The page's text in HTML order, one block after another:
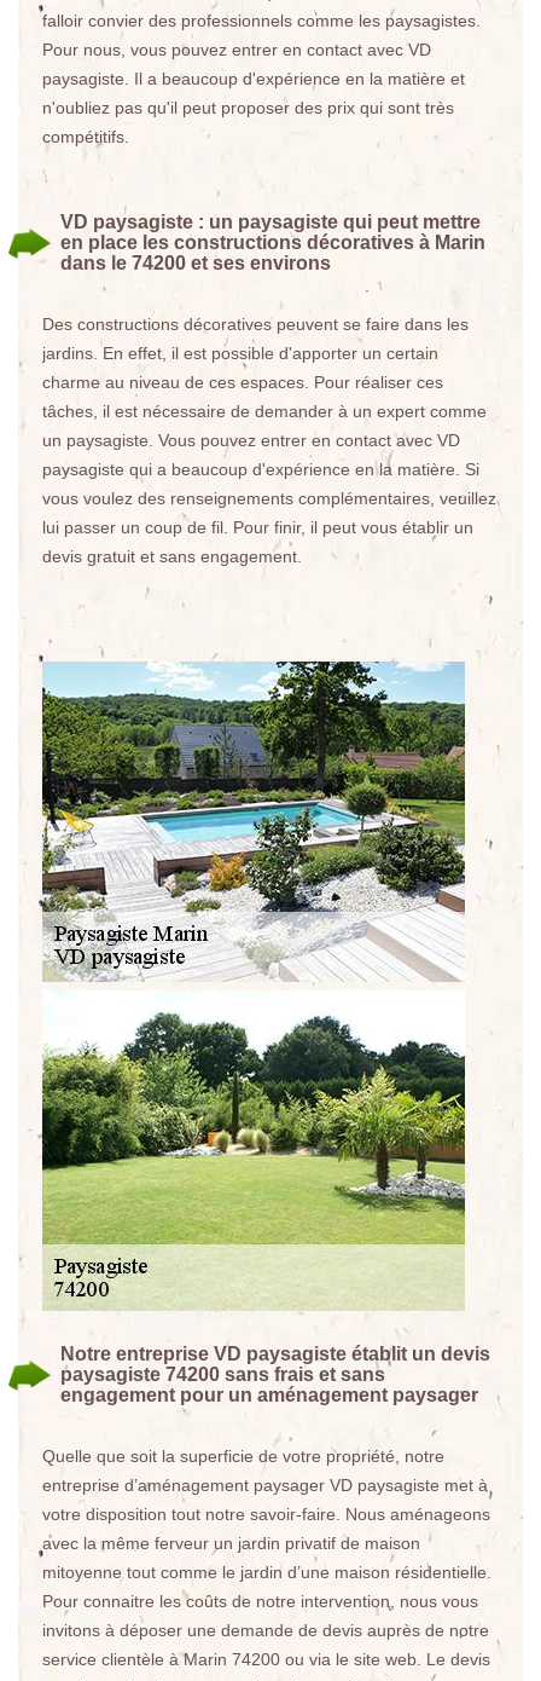
falloir convier des professionnels comme les paysagistes.
Pour nous, vous pouvez entrer en contact avec VD
paysagiste. Il a beaucoup d'expérience en la matière et
n'oubliez pas qu'il peut proposer des prix qui sont très
compétitifs.
VD paysagiste : un paysagiste qui peut mettre
en place les constructions décoratives à Marin
dans le 74200 et ses environs
Des constructions décoratives peuvent se faire dans les
jardins. En effet, il est possible d'apporter un certain
charme au niveau de ces espaces. Pour réaliser ces
tâches, il est nécessaire de demander à un expert comme
un paysagiste. Vous pouvez entrer en contact avec VD
paysagiste qui a beaucoup d'expérience en la matière. Si
vous voulez des renseignements complémentaires, veuillez
lui passer un coup de fil. Pour finir, il peut vous établir un
devis gratuit et sans engagement.
Notre entreprise VD paysagiste établit un devis
paysagiste 74200 sans frais et sans
engagement pour un aménagement paysager
Quelle que soit la superficie de votre propriété, notre
entreprise d’aménagement paysager VD paysagiste met à
votre disposition tout notre savoir-faire. Nous aménageons
avec la même ferveur un jardin privatif de maison
mitoyenne tout comme le jardin d’une maison résidentielle.
Pour connaitre les coûts de notre intervention, nous vous
invitons à déposer une demande de devis auprès de notre
service clientèle à Marin 74200 ou via le site web. Le devis